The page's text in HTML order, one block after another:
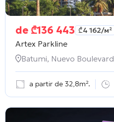
de ₾136 443 ₾4 162/м²
Artex Parkline
Batumi, Nuevo Boulevard
a partir de 32,8m².